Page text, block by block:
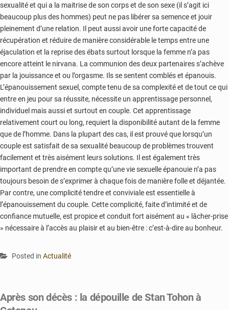
sexualité et qui a la maitrise de son corps et de son sexe (il s’agit ici
beaucoup plus des hommes) peut ne pas libérer sa semence et jouir
pleinement d’une relation. Il peut aussi avoir une forte capacité de
récupération et réduire de manière considérable le temps entre une
éjaculation et la reprise des ébats surtout lorsque la femme n’a pas
encore atteint le nirvana. La communion des deux partenaires s’achève
par la jouissance et ou l’orgasme. Ils se sentent comblés et épanouis.
L’épanouissement sexuel, compte tenu de sa complexité et de tout ce qui
entre en jeu pour sa réussite, nécessite un apprentissage personnel,
individuel mais aussi et surtout en couple. Cet apprentissage
relativement court ou long, requiert la disponibilité autant de la femme
que de l’homme. Dans la plupart des cas, il est prouvé que lorsqu’un
couple est satisfait de sa sexualité beaucoup de problèmes trouvent
facilement et très aisément leurs solutions. Il est également très
important de prendre en compte qu’une vie sexuelle épanouie n’a pas
toujours besoin de s’exprimer à chaque fois de manière folle et déjantée.
Par contre, une complicité tendre et conviviale est essentielle à
l’épanouissement du couple. Cette complicité, faite d’intimité et de
confiance mutuelle, est propice et conduit fort aisément au « lâcher-prise
» nécessaire à l’accès au plaisir et au bien-être : c’est-à-dire au bonheur.
Posted in Actualité
Après son décès : la dépouille de Stan Tohon à